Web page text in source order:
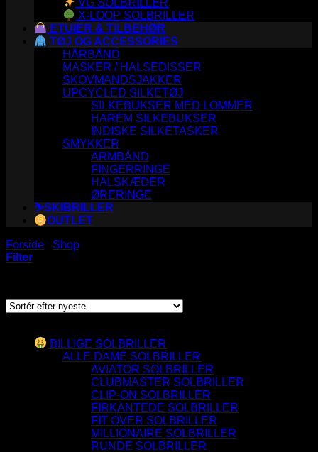
X-LOOP SOLBRILLER
ETUIER & TILBEHØR
TØJ OG ACCESSORIES
HÅRBÅND
MASKER / HALSEDISSER
SKOVMANDSJAKKER
UPCYCLED SILKETØJ
SILKEBUKSER MED LOMMER
HAREM SILKEBUKSER
INDISKE SILKETASKER
SMYKKER
ARMBÅND
FINGERRINGE
HALSKÆDER
ØRERINGE
⛷️SKIBRILLER
OUTLET
Forside
Shop
Filter
BILLIGE SOLBRILLER
ALLE DAME SOLBRILLER
AVIATOR SOLBRILLER
CLUBMASTER SOLBRILLER
CLIP-ON SOLBRILLER
FIRKANTEDE SOLBRILLER
FIT OVER SOLBRILLER
MILLIONAIRE SOLBRILLER
RUNDE SOLBRILLER